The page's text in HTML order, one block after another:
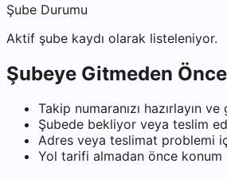
Şube Durumu
Aktif şube kaydı olarak listeleniyor.
Şubeye Gitmeden
Takip numaranızı hazırlayın
Şubede bekliyor veya teslim
Adres veya teslimat problemi
Yol tarifi almadan önce konum